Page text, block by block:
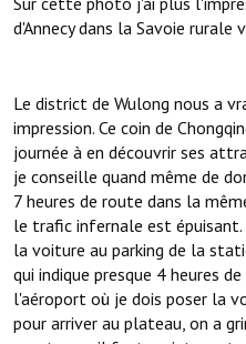
d'Annecy dans la Savoie rurale
Le district de Wulong nous a
impression. Ce coin de
journée à en découvrir ses
je conseille quand même de
7 heures de route dans la
le trafic infernale est épuisant.
la voiture au parking de la
qui indique presque 4 heures
l'aéroport où je dois poser la
pour arriver au plateau, on a